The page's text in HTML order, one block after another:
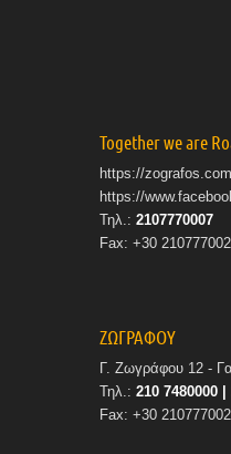
Together we are
https://
https://
Τηλ.: 2107770007
Fax: +30
ΖΩΓΡΑΦΟΥ
Γ. Ζωγράφου 12 -
Τηλ.: 210 7480000 |
Fax: +30